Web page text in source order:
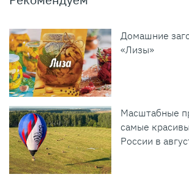
Домашние
«Лизы»
Масштабные
самые
России в